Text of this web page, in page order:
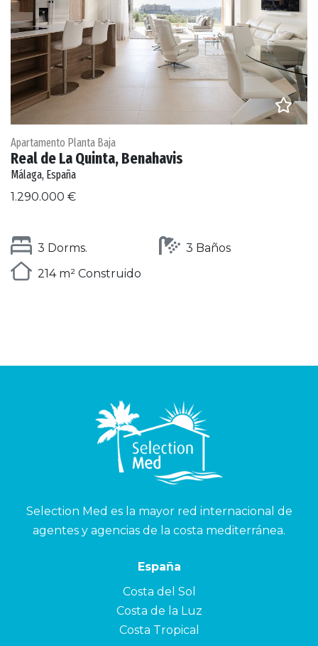
Apartamento Planta Baja
Real de La Quinta, Benahavis
Málaga, España
1.290.000 €
3 Dorms.
3 Baños
214 m² Construido
Selection Med es la mayor red internacional de
agentes y agencias de la costa mediterránea.
España
Costa del Sol
Costa de la Luz
Costa Tropical